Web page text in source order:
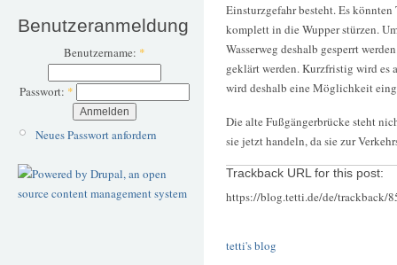
Benutzeranmeldung
Benutzername: *
Passwort: *
Neues Passwort anfordern
Einsturzgefahr besteht. Es
komplett in die Wupper stürzen.
Wasserweg deshalb gesperrt
geklärt werden. Kurzfristig wird es
wird deshalb eine Möglichkeit
Die alte Fußgängerbrücke steht
sie jetzt handeln, da sie zur
Trackback URL for this post:
https://blog.tetti.de/de/trackback/
tetti's blog